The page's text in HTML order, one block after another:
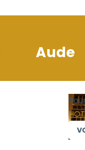
Aude
Pour se loger
HOTEL De
VOIR LE LIEU